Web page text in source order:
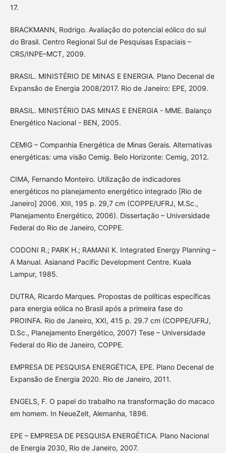
17.
BRACKMANN, Rodrigo. Avaliação do potencial eólico do sul
do Brasil. Centro Regional Sul de Pesquisas Espaciais –
CRS/INPE–MCT, 2009.
BRASIL. MINISTÉRIO DE MINAS E ENERGIA. Plano Decenal de
Expansão de Energia 2008/2017. Rio de Janeiro: EPE, 2009.
BRASIL. MINISTÉRIO DAS MINAS E ENERGIA - MME. Balanço
Energético Nacional - BEN, 2005.
CEMIG – Companhia Energética de Minas Gerais. Alternativas
energéticas: uma visão Cemig. Belo Horizonte: Cemig, 2012.
CIMA, Fernando Monteiro. Utilização de indicadores
energéticos no planejamento energético integrado [Rio de
Janeiro] 2006. XIII, 195 p. 29,7 cm (COPPE/UFRJ, M.Sc.,
Planejamento Energético, 2006). Dissertação – Universidade
Federal do Rio de Janeiro, COPPE.
CODONI R.; PARK H.; RAMANI K. Integrated Energy Planning –
A Manual. Asianand Pacific Development Centre. Kuala
Lampur, 1985.
DUTRA, Ricardo Marques. Propostas de políticas específicas
para energia eólica no Brasil após a primeira fase do
PROINFA. Rio de Janeiro, XXI, 415 p. 29.7 cm (COPPE/UFRJ,
D.Sc., Planejamento Energético, 2007) Tese – Universidade
Federal do Rio de Janeiro, COPPE.
EMPRESA DE PESQUISA ENERGÉTICA, EPE. Plano Decenal de
Expansão de Energia 2020. Rio de Janeiro, 2011.
ENGELS, F. O papel do trabalho na transformação do macaco
em homem. In NeueZelt, Alemanha, 1896.
EPE – EMPRESA DE PESQUISA ENERGÉTICA. Plano Nacional
de Energia 2030, Rio de Janeiro, 2007.